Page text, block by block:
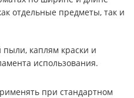
отдельные предметы, так и
пыли, каплям краски и
использования.
при стандартном